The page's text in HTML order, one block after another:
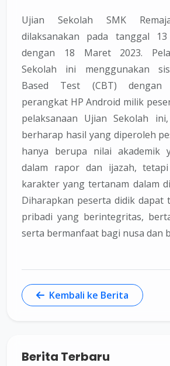
Ujian Sekolah SMK
dilaksanakan pada tanggal
dengan 18 Maret 2023.
Sekolah ini menggunakan
Based Test (CBT) dengan
perangkat HP Android milik
pelaksanaan Ujian Sekolah
berharap hasil yang diperoleh
hanya berupa nilai akademik
dalam rapor dan ijazah,
karakter yang tertanam dalam
Diharapkan peserta didik dapat
pribadi yang berintegritas,
serta bermanfaat bagi nusa dan
Kembali ke Berita
Berita Terbaru